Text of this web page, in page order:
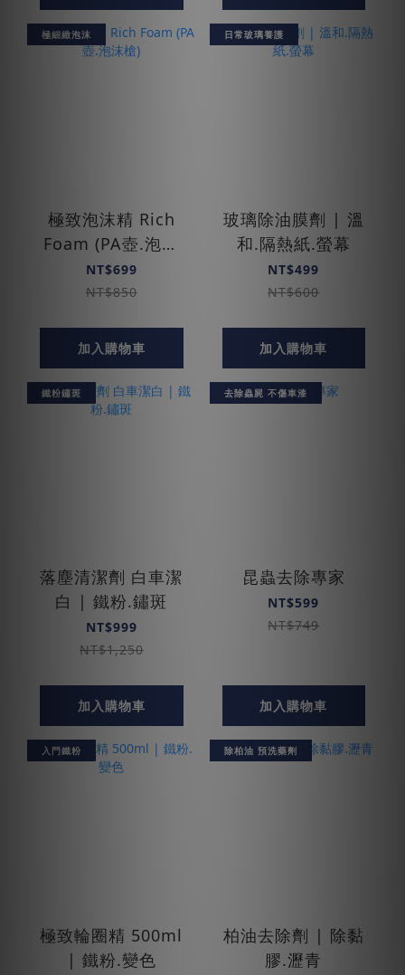
極細緻泡沫
極致泡沫精 Rich
Foam (PA壺.泡沫
槍)
NT$699
NT$850
加入購物車
日常玻璃養護
玻璃除油膜劑 | 溫
和.隔熱紙.螢幕
NT$499
NT$600
加入購物車
鐵粉鏽斑
落塵清潔劑 白車潔
白 | 鐵粉.鏽斑
NT$999
NT$1,250
加入購物車
去除蟲屍 不傷車漆
昆蟲去除專家
NT$599
NT$749
加入購物車
入門鐵粉
極致輪圈精 500ml
| 鐵粉.變色
除柏油 預洗藥劑
柏油去除劑 | 除黏
膠.瀝青